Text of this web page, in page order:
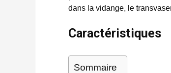
dans la vidange, le
Caractéristiques
Sommaire